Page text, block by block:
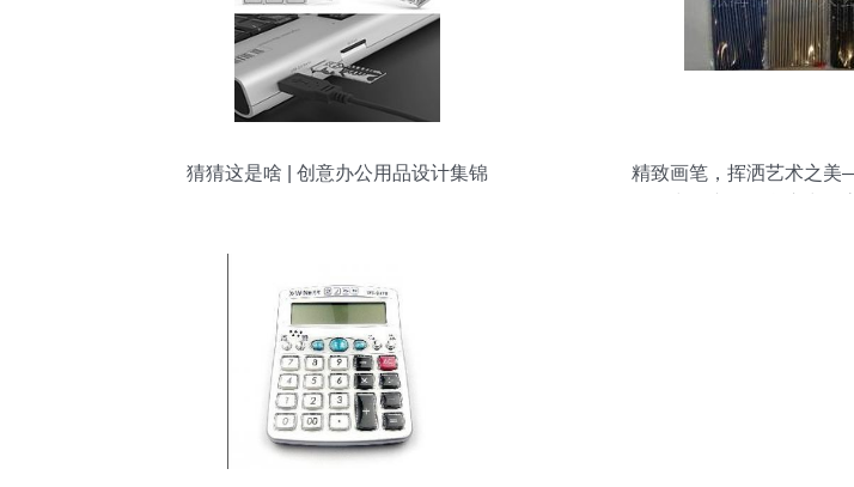
猜猜这是啥 | 创意办公用品设计集锦
精致画笔，挥洒艺术之